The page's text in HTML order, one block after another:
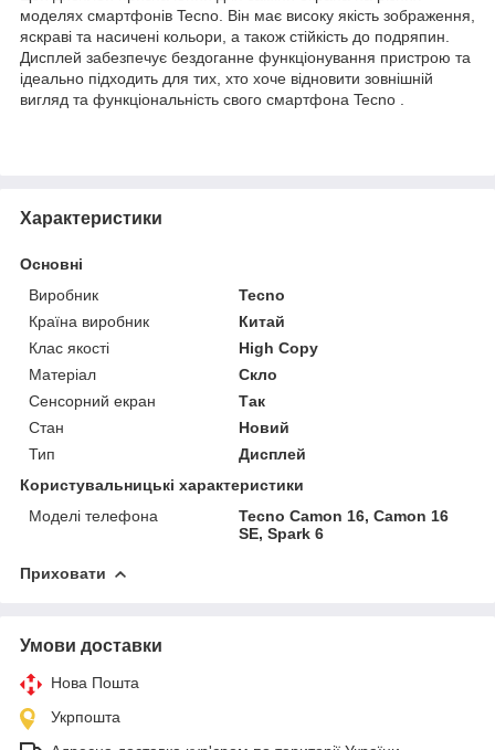
моделях смартфонів Tecno. Він має високу якість зображення,
яскраві та насичені кольори, а також стійкість до подряпин.
Дисплей забезпечує бездоганне функціонування пристрою та
ідеально підходить для тих, хто хоче відновити зовнішній
вигляд та функціональність свого смартфона Tecno .
Характеристики
Основні
Виробник
Tecno
Країна виробник
Китай
Клас якості
High Copy
Матеріал
Скло
Сенсорний екран
Так
Стан
Новий
Тип
Дисплей
Користувальницькі характеристики
Моделі телефона
Tecno Camon 16, Camon 16
SE, Spark 6
Приховати
Умови доставки
Нова Пошта
Укрпошта